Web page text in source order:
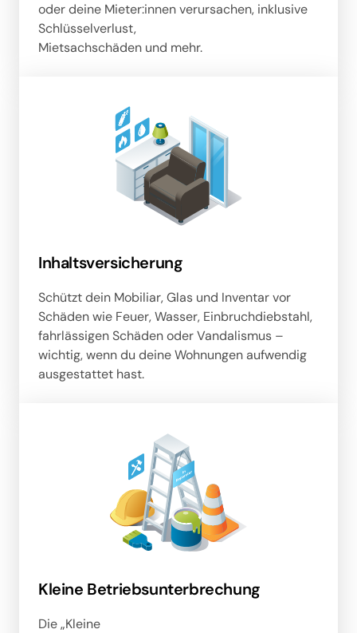
oder deine Mieter:innen verursachen, inklusive
Schlüsselverlust,
Mietsachschäden und mehr.
Inhaltsversicherung
Schützt dein Mobiliar, Glas und Inventar vor
Schäden wie Feuer, Wasser, Einbruchdiebstahl,
fahrlässigen Schäden oder Vandalismus –
wichtig, wenn du deine Wohnungen aufwendig
ausgestattet hast.
Kleine Betriebsunterbrechung
Die „Kleine